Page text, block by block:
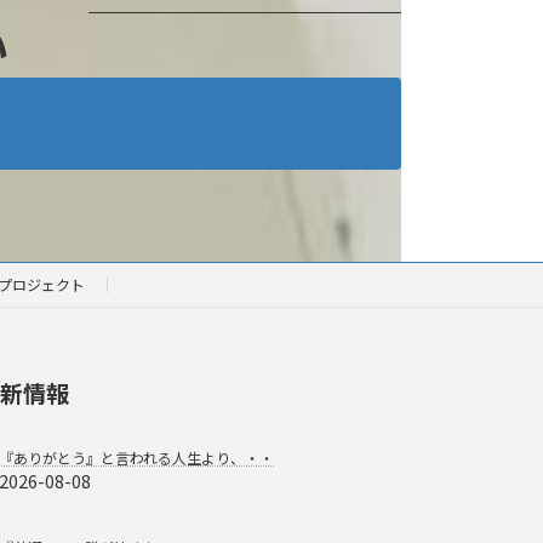
ロジェクト
情報
『ありがとう』と言われる人生より、・・
2026-08-08